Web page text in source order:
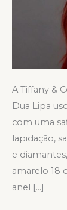
A Tiffany &
Dua Lipa
com uma
lapidação,
e
amarelo 18
anel […]